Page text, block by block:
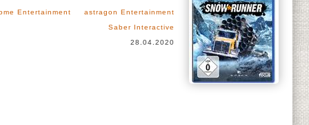
Entertainment
astragon Entertainment
Saber Interactive
28.04.2020